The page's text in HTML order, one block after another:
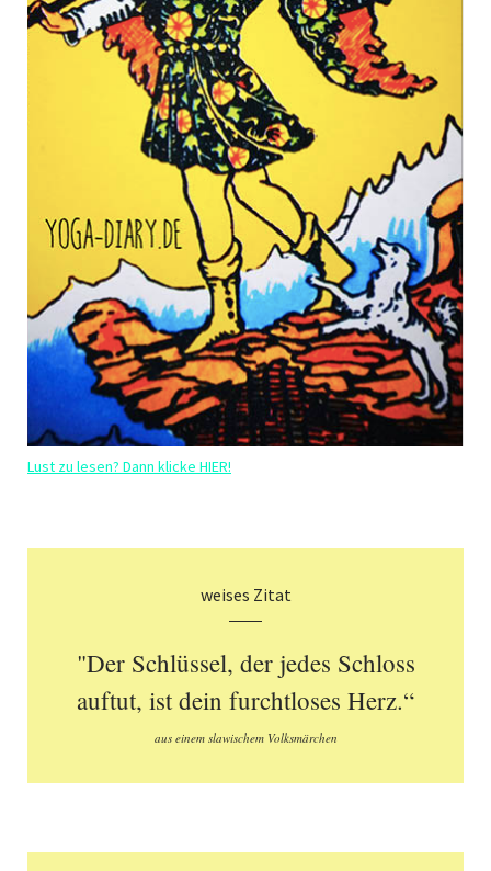
Lust zu lesen? Dann klicke HIER!
weises Zitat
"Der Schlüssel, der jedes Schloss
auftut, ist dein furchtloses Herz.“
aus einem slawischem Volksmärchen